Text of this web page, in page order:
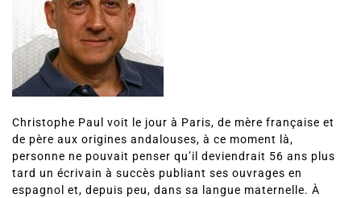
Christophe Paul voit le jour à Paris, de mère française et
de père aux origines andalouses, à ce moment là,
personne ne pouvait penser qu’il deviendrait 56 ans plus
tard un écrivain à succès publiant ses ouvrages en
espagnol et, depuis peu, dans sa langue maternelle. À